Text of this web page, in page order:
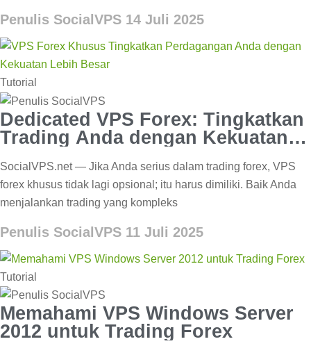
Penulis SocialVPS 14 Juli 2025
Tutorial
Dedicated VPS Forex: Tingkatkan
Trading Anda dengan Kekuatan
SocialVPS.net — Jika Anda serius dalam trading forex, VPS
forex khusus tidak lagi opsional; itu harus dimiliki. Baik Anda
menjalankan trading yang kompleks
Penulis SocialVPS 11 Juli 2025
Tutorial
Memahami VPS Windows Server
2012 untuk Trading Forex